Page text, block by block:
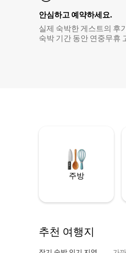
안심하고 예약하세요.
실제 숙박한 게스트의 후
숙박 기간 동안 연중무휴
주방
추천 여행지